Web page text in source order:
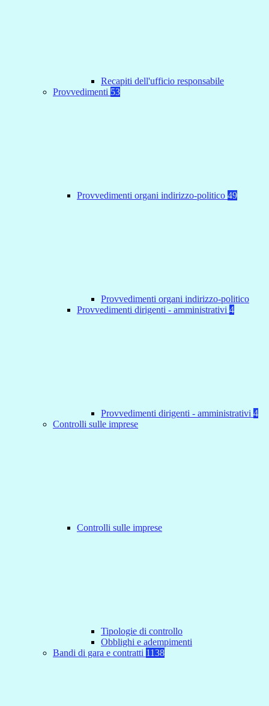
Recapiti dell'ufficio responsabile
Provvedimenti 53
Provvedimenti organi indirizzo-politico 49
Provvedimenti organi indirizzo-politico
Provvedimenti dirigenti - amministrativi 4
Provvedimenti dirigenti - amministrativi 4
Controlli sulle imprese
Controlli sulle imprese
Tipologie di controllo
Obblighi e adempimenti
Bandi di gara e contratti 1138